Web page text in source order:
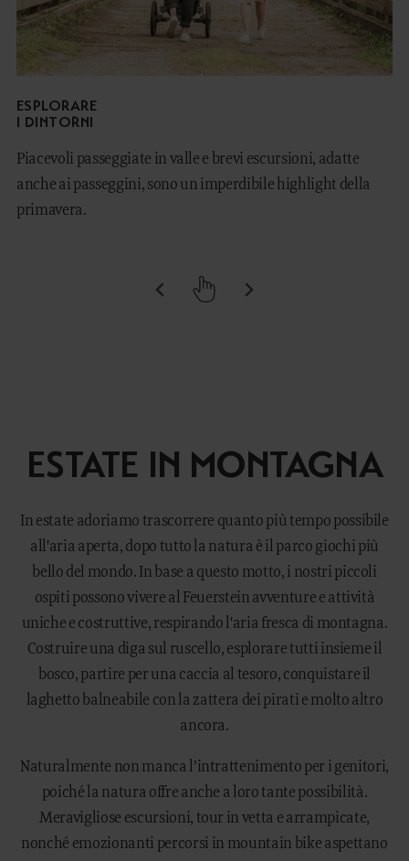
ESPLORARE
I DINTORNI
Piacevoli passeggiate in valle e brevi escursioni, adatte
anche ai passeggini, sono un imperdibile highlight della
primavera.
ESTATE IN MONTAGNA
In estate adoriamo trascorrere quanto più tempo possibile
all'aria aperta, dopo tutto la natura è il parco giochi più
bello del mondo. In base a questo motto, i nostri piccoli
ospiti possono vivere al Feuerstein avventure e attività
uniche e costruttive, respirando l'aria fresca di montagna.
Costruire una diga sul ruscello, esplorare tutti insieme il
bosco, partire per una caccia al tesoro, conquistare il
laghetto balneabile con la zattera dei pirati e molto altro
ancora.
Naturalmente non manca l’intrattenimento per i genitori,
poiché la natura offre anche a loro tante possibilità.
Meravigliose escursioni, tour in vetta e arrampicate,
nonché emozionanti percorsi in mountain bike aspettano